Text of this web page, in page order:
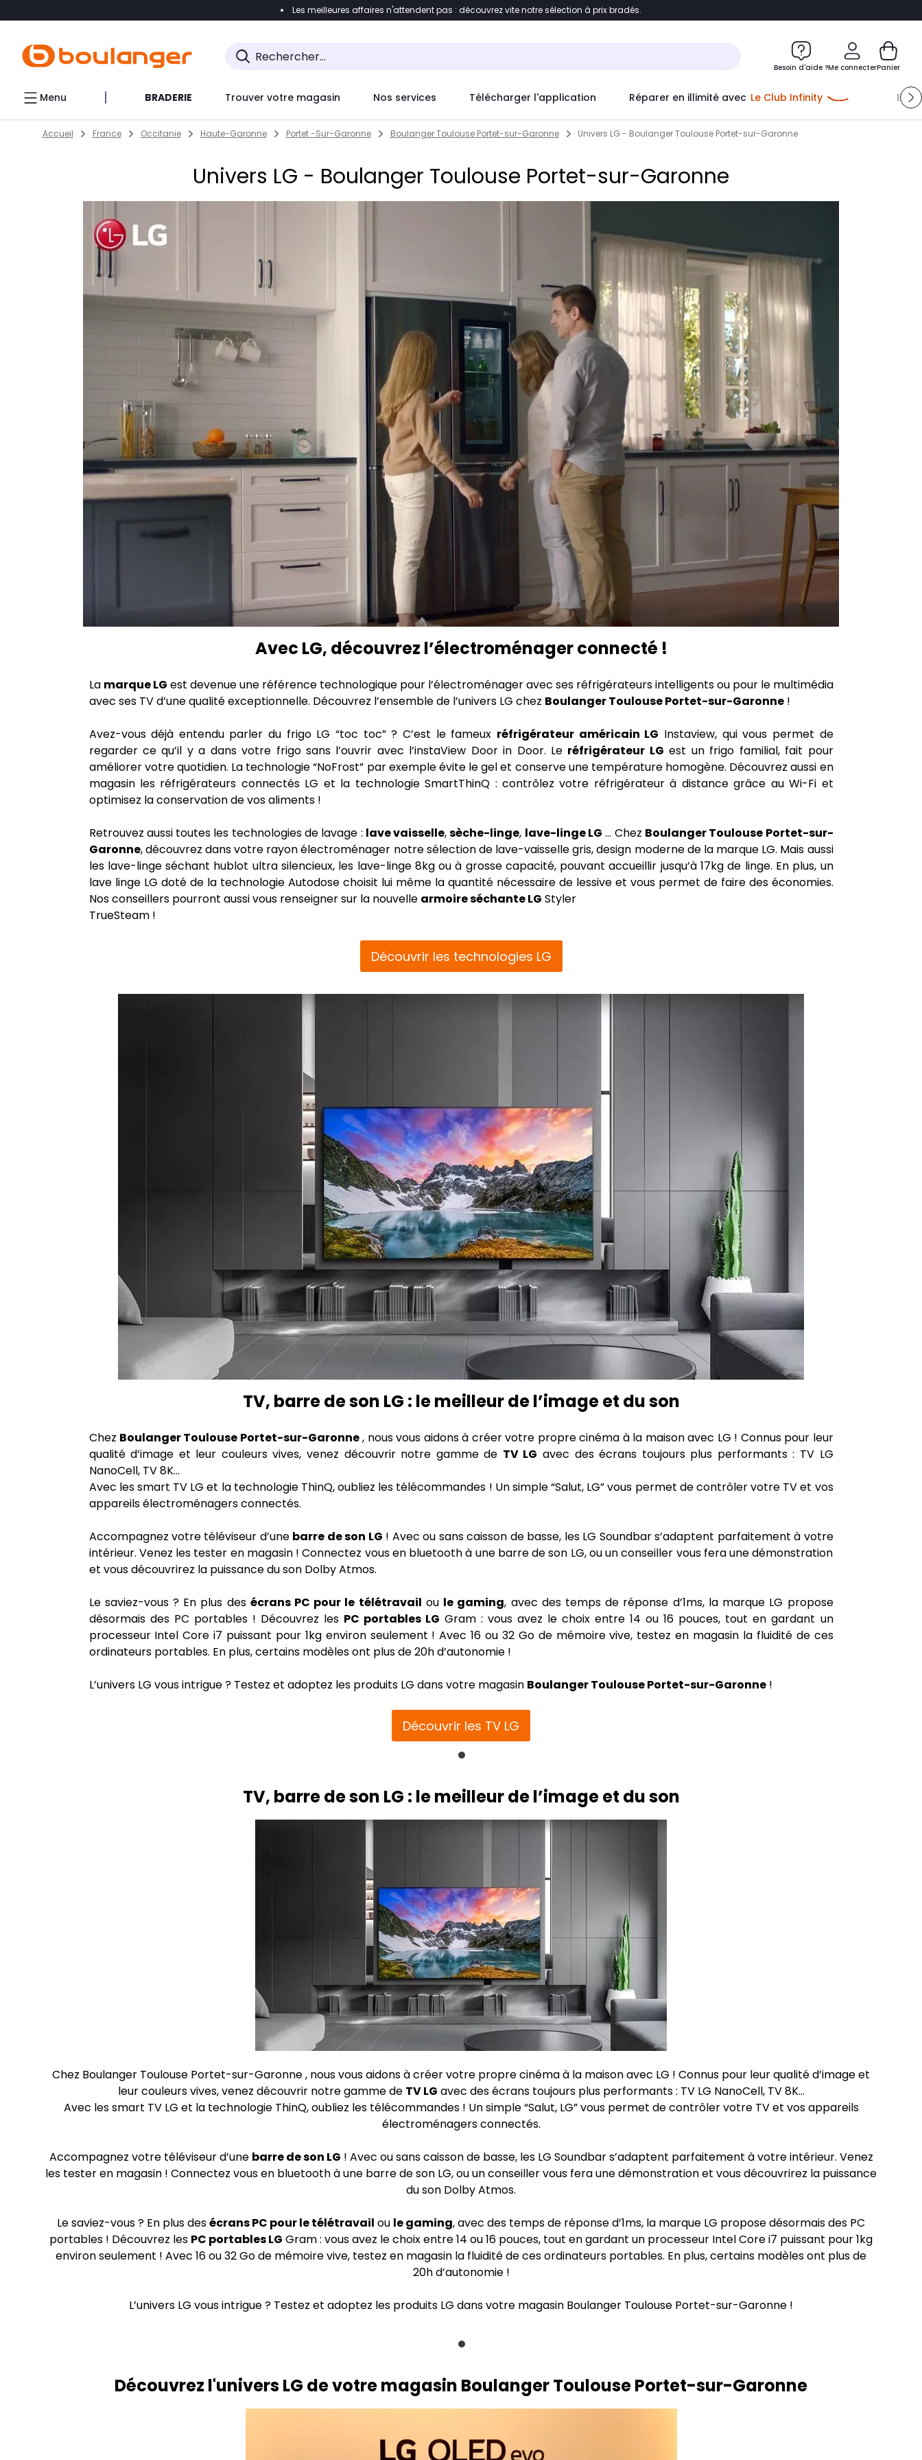
Accéder directement au contenu Accéder directement au pied de page Accéder directement au chatbot
Les meilleures affaires n'attendent pas : découvrez vite notre sélection à prix bradés.
Besoin d'aide ?Me connecterPanier
Menu BRADERIE Trouver votre magasin Nos services Télécharger l'application Réparer en illimité avec Le Club Infinity
Skip to content
Return to Nav
Accueil France Occitanie Haute-Garonne Portet -Sur-Garonne Boulanger Toulouse Portet-sur-Garonne Univers LG - Boulanger Toulouse Portet-sur-Garonne
Univers LG - Boulanger Toulouse Portet-sur-Garonne
Avec LG, découvrez l’électroménager connecté !
La marque LG est devenue une référence technologique pour l’électroménager avec ses réfrigérateurs intelligents ou pour le multimédia
avec ses TV d’une qualité exceptionnelle. Découvrez l’ensemble de l’univers LG chez Boulanger Toulouse Portet-sur-Garonne!
Avez-vous déjà entendu parler du frigo LG “toc toc” ? C’est le fameux réfrigérateur américain LG Instaview, qui vous permet de
regarder ce qu’il y a dans votre frigo sans l’ouvrir avec l’instaView Door in Door. Le réfrigérateur LG est un frigo familial, fait pour
améliorer votre quotidien. La technologie “NoFrost” par exemple évite le gel et conserve une température homogène. Découvrez aussi en
magasin les réfrigérateurs connectés LG et la technologie SmartThinQ : contrôlez votre réfrigérateur à distance grâce au Wi-Fi et
optimisez la conservation de vos aliments !
Retrouvez aussi toutes les technologies de lavage : lave vaisselle,sèche-linge, lave-linge LG … Chez Boulanger Toulouse Portet-sur-
Garonne, découvrez dans votre rayon électroménager notre sélection de lave-vaisselle gris, design moderne de la marque LG. Mais aussi
les lave-linge séchant hublot ultra silencieux, les lave-linge 8kg ou à grosse capacité, pouvant accueillir jusqu’à 17kg de linge. En plus, un
lave linge LG doté de la technologie Autodose choisit lui même la quantité nécessaire de lessive et vous permet de faire des économies.
Nos conseillers pourront aussi vous renseigner sur la nouvelle armoire séchante LG Styler
TrueSteam !
Découvrir les technologies LG
TV, barre de son LG : le meilleur de l’image et du son
Chez Boulanger Toulouse Portet-sur-Garonne, nous vous aidons à créer votre propre cinéma à la maison avec LG ! Connus pour leur
qualité d’image et leur couleurs vives, venez découvrir notre gamme de TV LG avec des écrans toujours plus performants : TV LG
NanoCell, TV 8K…
Avec les smart TV LG et la technologie ThinQ, oubliez les télécommandes ! Un simple “Salut, LG” vous permet de contrôler votre TV et vos
appareils électroménagers connectés.
Accompagnez votre téléviseur d’une barre de son LG ! Avec ou sans caisson de basse, les LG Soundbar s’adaptent parfaitement à votre
intérieur. Venez les tester en magasin ! Connectez vous en bluetooth à une barre de son LG, ou un conseiller vous fera une démonstration
et vous découvrirez la puissance du son Dolby Atmos.
Le saviez-vous ? En plus des écrans PC pour le télétravail ou le gaming, avec des temps de réponse d’1ms, la marque LG propose
désormais des PC portables ! Découvrez les PC portables LG Gram : vous avez le choix entre 14 ou 16 pouces, tout en gardant un
processeur Intel Core i7 puissant pour 1kg environ seulement ! Avec 16 ou 32 Go de mémoire vive, testez en magasin la fluidité de ces
ordinateurs portables. En plus, certains modèles ont plus de 20h d’autonomie !
L’univers LG vous intrigue ? Testez et adoptez les produits LG dans votre magasin Boulanger Toulouse Portet-sur-Garonne!
Découvrir les TV LG
TV, barre de son LG : le meilleur de l’image et du son
Chez Boulanger Toulouse Portet-sur-Garonne , nous vous aidons à créer votre propre cinéma à la maison avec LG ! Connus pour leur qualité d’image et
leur couleurs vives, venez découvrir notre gamme de TV LG avec des écrans toujours plus performants : TV LG NanoCell, TV 8K…
Avec les smart TV LG et la technologie ThinQ, oubliez les télécommandes ! Un simple “Salut, LG” vous permet de contrôler votre TV et vos appareils
électroménagers connectés.
Accompagnez votre téléviseur d’une barre de son LG ! Avec ou sans caisson de basse, les LG Soundbar s’adaptent parfaitement à votre intérieur. Venez
les tester en magasin ! Connectez vous en bluetooth à une barre de son LG, ou un conseiller vous fera une démonstration et vous découvrirez la puissance
du son Dolby Atmos.
Le saviez-vous ? En plus desécrans PC pour le télétravail ou le gaming, avec des temps de réponse d’1ms, la marque LG propose désormais des PC
portables ! Découvrez les PC portables LG Gram : vous avez le choix entre 14 ou 16 pouces, tout en gardant un processeur Intel Core i7 puissant pour 1kg
environ seulement ! Avec 16 ou 32 Go de mémoire vive, testez en magasin la fluidité de ces ordinateurs portables. En plus, certains modèles ont plus de
20h d’autonomie !
L’univers LG vous intrigue ? Testez et adoptez les produits LG dans votre magasin Boulanger Toulouse Portet-sur-Garonne !
Découvrez l'univers LG de votre magasin Boulanger Toulouse Portet-sur-Garonne